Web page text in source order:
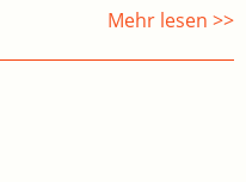
Mehr lesen >>